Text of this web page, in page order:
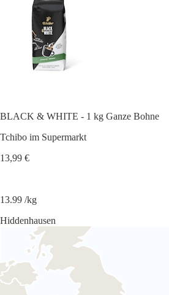
BLACK & WHITE - 1 kg Ganze Bohne
Tchibo im Supermarkt
13,99 €
13.99 /kg
Hiddenhausen